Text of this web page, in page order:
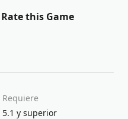
Rate this Game
Requiere
5.1 y superior